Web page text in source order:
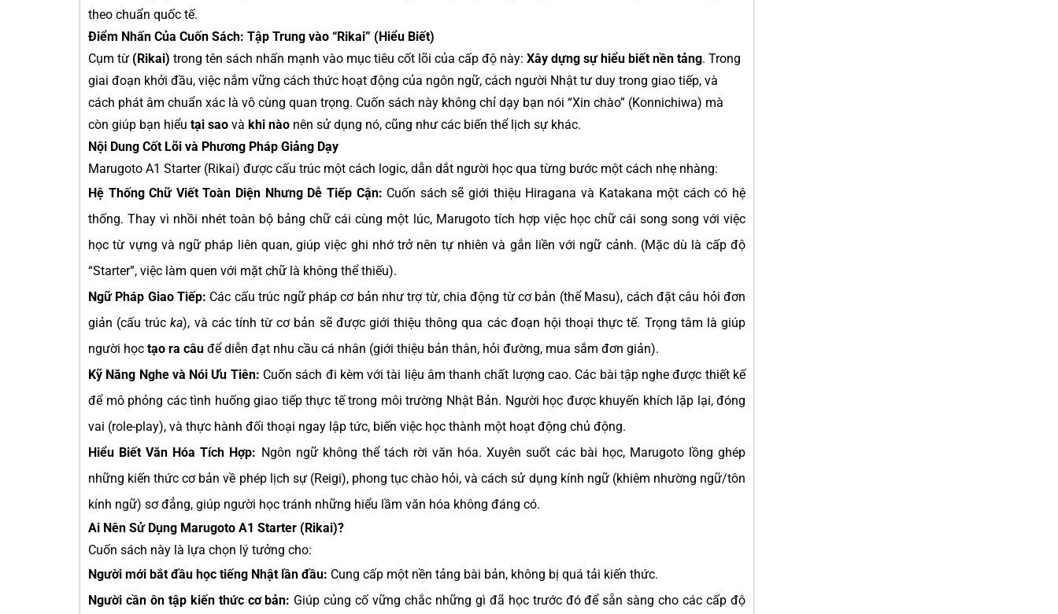
theo chuẩn quốc tế.
Điểm Nhấn Của Cuốn Sách: Tập Trung vào “Rikai” (Hiểu Biết)
Cụm từ (Rikai) trong tên sách nhấn mạnh vào mục tiêu cốt lõi của cấp độ này: Xây dựng sự hiểu biết nền tảng. Trong
giai đoạn khởi đầu, việc nắm vững cách thức hoạt động của ngôn ngữ, cách người Nhật tư duy trong giao tiếp, và
cách phát âm chuẩn xác là vô cùng quan trọng. Cuốn sách này không chỉ dạy bạn nói “Xin chào” (Konnichiwa) mà
còn giúp bạn hiểu tại sao và khi nào nên sử dụng nó, cũng như các biến thể lịch sự khác.
Nội Dung Cốt Lõi và Phương Pháp Giảng Dạy
Marugoto A1 Starter (Rikai) được cấu trúc một cách logic, dẫn dắt người học qua từng bước một cách nhẹ nhàng:
Hệ Thống Chữ Viết Toàn Diện Nhưng Dễ Tiếp Cận: Cuốn sách sẽ giới thiệu Hiragana và Katakana một cách có hệ
thống. Thay vì nhồi nhét toàn bộ bảng chữ cái cùng một lúc, Marugoto tích hợp việc học chữ cái song song với việc
học từ vựng và ngữ pháp liên quan, giúp việc ghi nhớ trở nên tự nhiên và gắn liền với ngữ cảnh. (Mặc dù là cấp độ
“Starter”, việc làm quen với mặt chữ là không thể thiếu).
Ngữ Pháp Giao Tiếp: Các cấu trúc ngữ pháp cơ bản như trợ từ, chia động từ cơ bản (thể Masu), cách đặt câu hỏi đơn
giản (cấu trúcka), và các tính từ cơ bản sẽ được giới thiệu thông qua các đoạn hội thoại thực tế. Trọng tâm là giúp
người học tạo ra câu để diễn đạt nhu cầu cá nhân (giới thiệu bản thân, hỏi đường, mua sắm đơn giản).
Kỹ Năng Nghe và Nói Ưu Tiên: Cuốn sách đi kèm với tài liệu âm thanh chất lượng cao. Các bài tập nghe được thiết kế
để mô phỏng các tình huống giao tiếp thực tế trong môi trường Nhật Bản. Người học được khuyến khích lặp lại, đóng
vai (role-play), và thực hành đối thoại ngay lập tức, biến việc học thành một hoạt động chủ động.
Hiểu Biết Văn Hóa Tích Hợp: Ngôn ngữ không thể tách rời văn hóa. Xuyên suốt các bài học, Marugoto lồng ghép
những kiến thức cơ bản về phép lịch sự (Reigi), phong tục chào hỏi, và cách sử dụng kính ngữ (khiêm nhường ngữ/tôn
kính ngữ) sơ đẳng, giúp người học tránh những hiểu lầm văn hóa không đáng có.
Ai Nên Sử Dụng Marugoto A1 Starter (Rikai)?
Cuốn sách này là lựa chọn lý tưởng cho:
Người mới bắt đầu học tiếng Nhật lần đầu: Cung cấp một nền tảng bài bản, không bị quá tải kiến thức.
Người cần ôn tập kiến thức cơ bản: Giúp củng cố vững chắc những gì đã học trước đó để sẵn sàng cho các cấp độ